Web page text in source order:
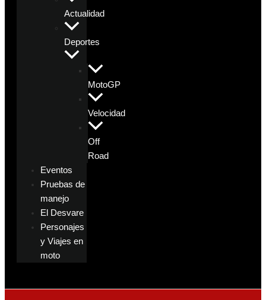
Actualidad
Deportes
MotoGP
Velocidad
Off
Road
Eventos
Pruebas de
manejo
El Desvare
Personajes
y Viajes en
moto